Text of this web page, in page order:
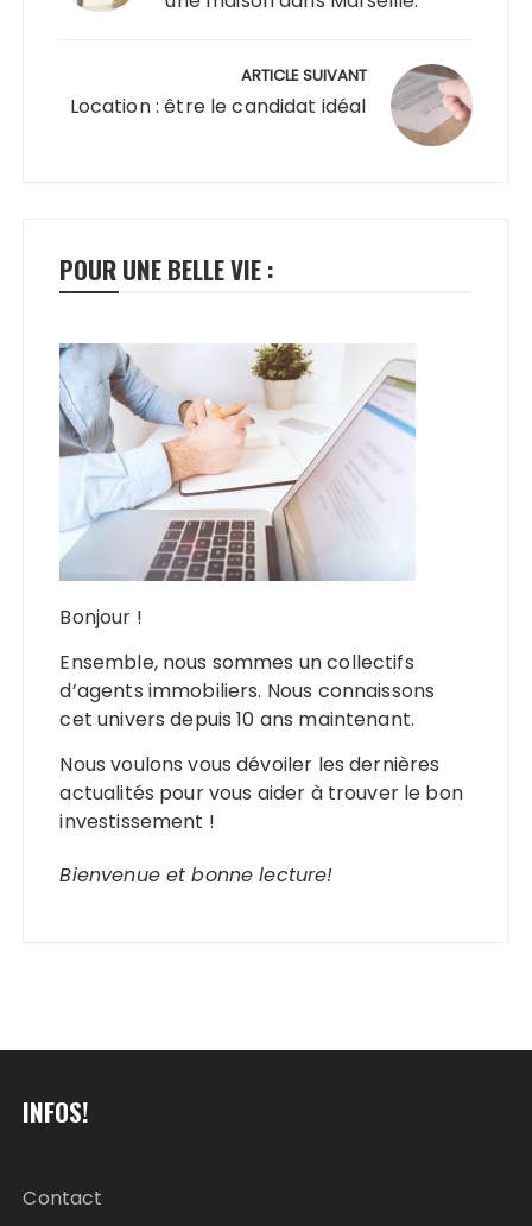
ARTICLE SUIVANT
Location : être le candidat idéal
POUR UNE BELLE VIE :
Bonjour !
Ensemble, nous sommes un collectifs
d’agents immobiliers. Nous connaissons
cet univers depuis 10 ans maintenant.
Nous voulons vous dévoiler les dernières
actualités pour vous aider à trouver le bon
investissement !
Bienvenue et bonne lecture!
INFOS!
Contact